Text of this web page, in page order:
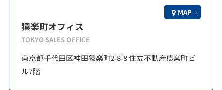
猿楽町オフィス
TOKYO SALES OFFICE
MAP
東京都千代田区神田猿楽町2-8-8 住友不動産猿楽町ビ
ル7階